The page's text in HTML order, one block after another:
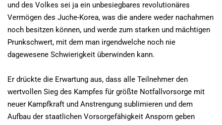
und des Volkes sei ja ein unbesiegbares revolutionäres
Vermögen des Juche-Korea, was die andere weder nachahmen
noch besitzen können, und werde zum starken und mächtigen
Prunkschwert, mit dem man irgendwelche noch nie
dagewesene Schwierigkeit überwinden kann.
Er drückte die Erwartung aus, dass alle Teilnehmer den
wertvollen Sieg des Kampfes für größte Notfallvorsorge mit
neuer Kampfkraft und Anstrengung sublimieren und dem
Aufbau der staatlichen Vorsorgefähigkeit Ansporn geben